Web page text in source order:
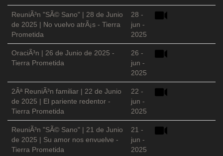
ReuniÃ³n "SÃ© Sano" | 28 de Junio
de 2025 | No vuelvo atrÃ¡s - Tierra
Prometida
28 -
jun -
2025
OraciÃ³n | 26 de Junio de 2025 -
Tierra Prometida
26 -
jun -
2025
2Âª ReuniÃ³n familiar | 22 de Junio
de 2025 | El pariente redentor -
Tierra Prometida
22 -
jun -
2025
ReuniÃ³n "SÃ© Sano" | 21 de Junio
de 2025 | Su amor nos envuelve -
Tierra Prometida
21 -
jun -
2025